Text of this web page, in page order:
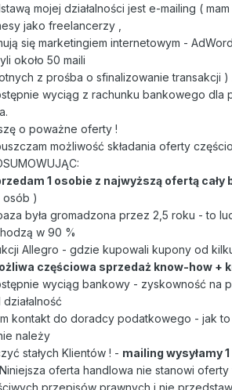
mojej działalności jest e-mailing (
jako freelancerzy ,
się marketingiem internetowym -
około 50 maili
z prośba o sfinalizowanie transakcji )
wyciąg z rachunku bankowego
o poważne oferty !
możliwość składania oferty
1 osobie z najwyższą ofertą cały
osób )
była gromadzona przez 2,5 roku - to
w 90 %
Allegro - gdzie kupowali kupony od
częściowa sprzedaż know-how +
wyciąg bankowy - zyskowność na
kontakt do doradcy podatkowego - jak to
należy
stałych Klientów ! - mailing wysyłamy
oferta handlowa nie stanowi